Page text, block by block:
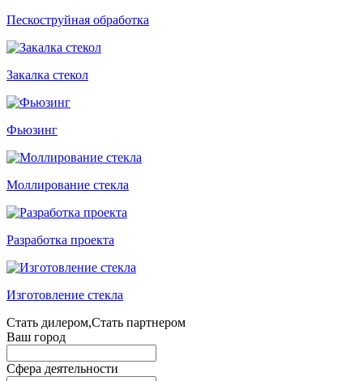
Пескоструйная обработка
Закалка стекол
Фьюзинг
Моллирование стекла
Разработка проекта
Изготовление стекла
Стать дилером,Стать партнером
Ваш город
Сфера деятельности